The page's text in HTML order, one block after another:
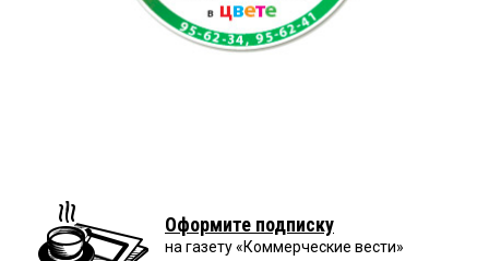
Оформите подписку
на газету «Коммерческие вести»